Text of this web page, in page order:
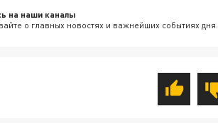
на наши каналы
о главных новостях и важнейших событиях дня.